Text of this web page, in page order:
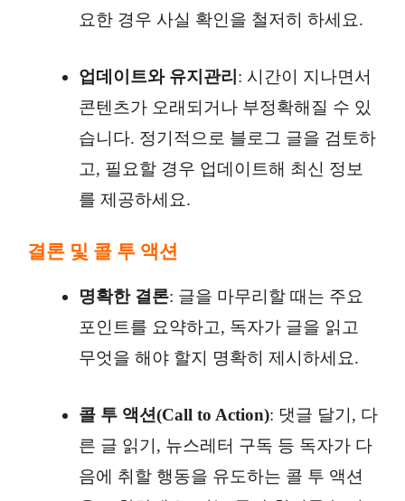
요한 경우 사실 확인을 철저히 하세요.
업데이트와 유지관리 : 시간이 지나면서
콘텐츠가 오래되거나 부정확해질 수 있
습니다. 정기적으로 블로그 글을 검토하
고, 필요할 경우 업데이트해 최신 정보
를 제공하세요.
결론 및 콜 투 액션
명확한 결론: 글을 마무리할 때는 주요
포인트를 요약하고, 독자가 글을 읽고
무엇을 해야 할지 명확히 제시하세요.
콜 투 액션(Call to Action): 댓글 달기, 다
른 글 읽기, 뉴스레터 구독 등 독자가 다
음에 취할 행동을 유도하는 콜 투 액션